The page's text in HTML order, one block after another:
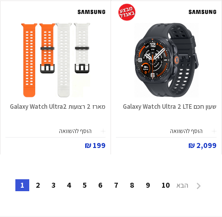
שעון חכם Galaxy Watch Ultra 2 LTE
הוסף להשוואה
2,099 ₪
מארז 2 רצועות Galaxy Watch Ultra2
הוסף להשוואה
199 ₪
הבא 10
9
8
7
6
5
4
3
2
1